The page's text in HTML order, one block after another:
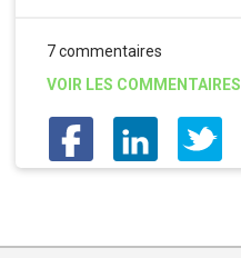
7 commentaires
VOIR LES COMMENTAIRES